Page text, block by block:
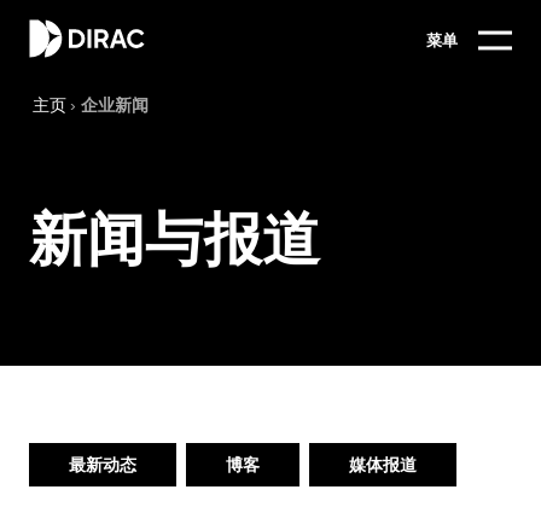
菜单
主页 › 企业新闻
新闻与报道
最新动态 博客 媒体报道